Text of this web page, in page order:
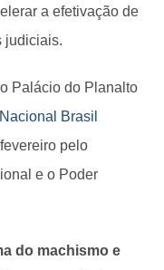
a efetivação de
judiciais.
Palácio do Planalto
Brasil
pelo
e o Poder
do machismo e